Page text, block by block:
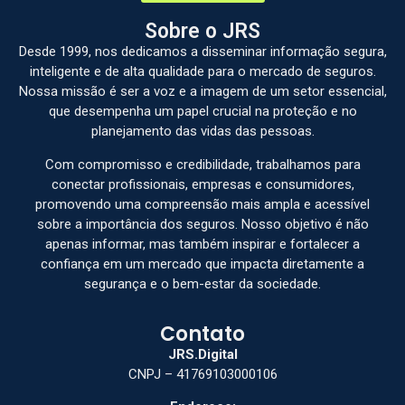
Sobre o JRS
Desde 1999, nos dedicamos a disseminar informação segura,
inteligente e de alta qualidade para o mercado de seguros.
Nossa missão é ser a voz e a imagem de um setor essencial,
que desempenha um papel crucial na proteção e no
planejamento das vidas das pessoas.
Com compromisso e credibilidade, trabalhamos para
conectar profissionais, empresas e consumidores,
promovendo uma compreensão mais ampla e acessível
sobre a importância dos seguros. Nosso objetivo é não
apenas informar, mas também inspirar e fortalecer a
confiança em um mercado que impacta diretamente a
segurança e o bem-estar da sociedade.
Contato
JRS.Digital
CNPJ – 41769103000106